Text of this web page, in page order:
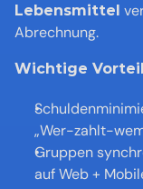
Lebensmittel
Abrechnung.
Wichtige
„Wer-zahlt-
Gruppen
auf Web +